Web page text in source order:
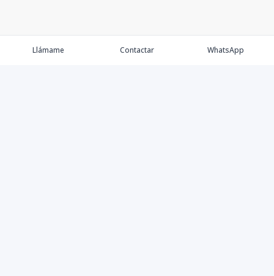
Llámame Contactar WhatsApp